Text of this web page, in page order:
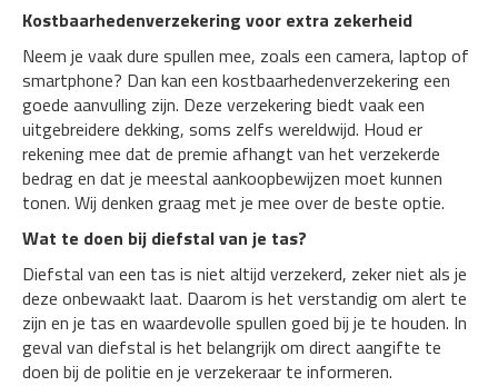
Kostbaarhedenverzekering voor extra zekerheid
Neem je vaak dure spullen mee, zoals een camera, laptop of
smartphone? Dan kan een kostbaarhedenverzekering een
goede aanvulling zijn. Deze verzekering biedt vaak een
uitgebreidere dekking, soms zelfs wereldwijd. Houd er
rekening mee dat de premie afhangt van het verzekerde
bedrag en dat je meestal aankoopbewijzen moet kunnen
tonen. Wij denken graag met je mee over de beste optie.
Wat te doen bij diefstal van je tas?
Diefstal van een tas is niet altijd verzekerd, zeker niet als je
deze onbewaakt laat. Daarom is het verstandig om alert te
zijn en je tas en waardevolle spullen goed bij je te houden. In
geval van diefstal is het belangrijk om direct aangifte te
doen bij de politie en je verzekeraar te informeren.